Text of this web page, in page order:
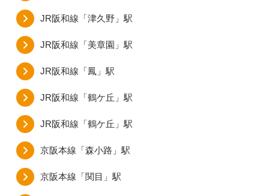
JR阪和線「津久野」駅
JR阪和線「美章園」駅
JR阪和線「鳳」駅
JR阪和線「鶴ケ丘」駅
JR阪和線「鶴ケ丘」駅
京阪本線「森小路」駅
京阪本線「関目」駅